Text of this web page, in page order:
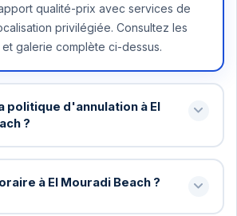
qualité-prix avec services de
privilégiée. Consultez les
galerie complète ci-dessus.
politique d'annulation à El
?
jusqu'à 48 heures avant votre
Beach . Au-delà, une nuit peut
à El Mouradi Beach ?